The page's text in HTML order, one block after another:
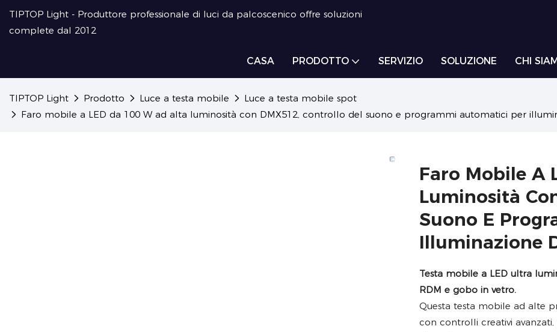
TIPTOP Light - Produttore professionale di luci da palcoscenico offre soluzioni
complete dal 2012
CASA PRODOTTO SERVIZIO SOLUZIONE CHI
TIPTOP Light Prodotto Luce a testa mobile
Luce a testa mobile spot
Faro mobile a LED da 100 W ad alta luminosità con DMX512, controllo del suono e programmi automatici per
Faro Mobile A
Luminosità
Suono E
Illuminazione
Testa mobile a LED ultra
RDM e gobo in vetro.
Questa testa mobile ad alte
con controlli creativi